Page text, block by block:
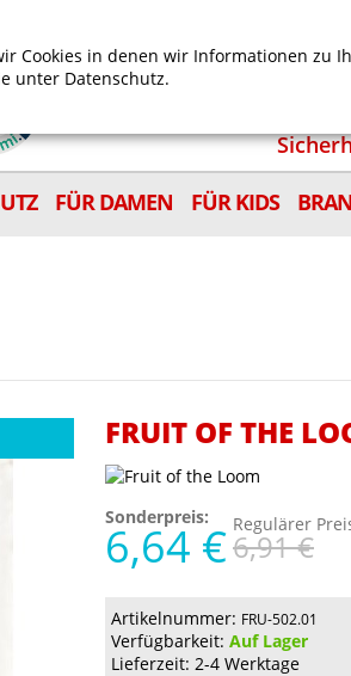
FÜR DAMEN FÜR KIDS
FRUIT OF THE
Sonderpreis:
6,64 € Regulärer
6,91 €
Artikelnummer: FRU-502.01
Verfügbarkeit: Auf Lager
Lieferzeit: 2-4 Werktage
Cookies in denen wir Informationen zu
unter Datenschutz.